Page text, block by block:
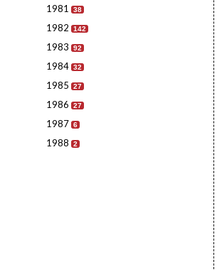
1981 38
1982 142
1983 92
1984 32
1985 27
1986 27
1987 6
1988 2